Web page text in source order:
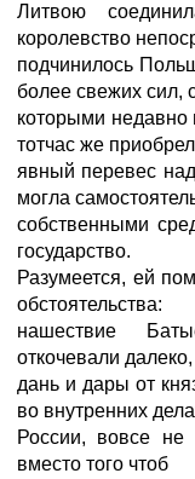
Литвою
королевство
подчинилось
более свежих сил,
которыми недавно
тотчас же
явный перевес
могла
собственными
государство.
Разумеется, ей
обстоятельства:
нашествие
откочевали
дань и дары от
во внутренних
России, вовсе не
вместо того чтоб